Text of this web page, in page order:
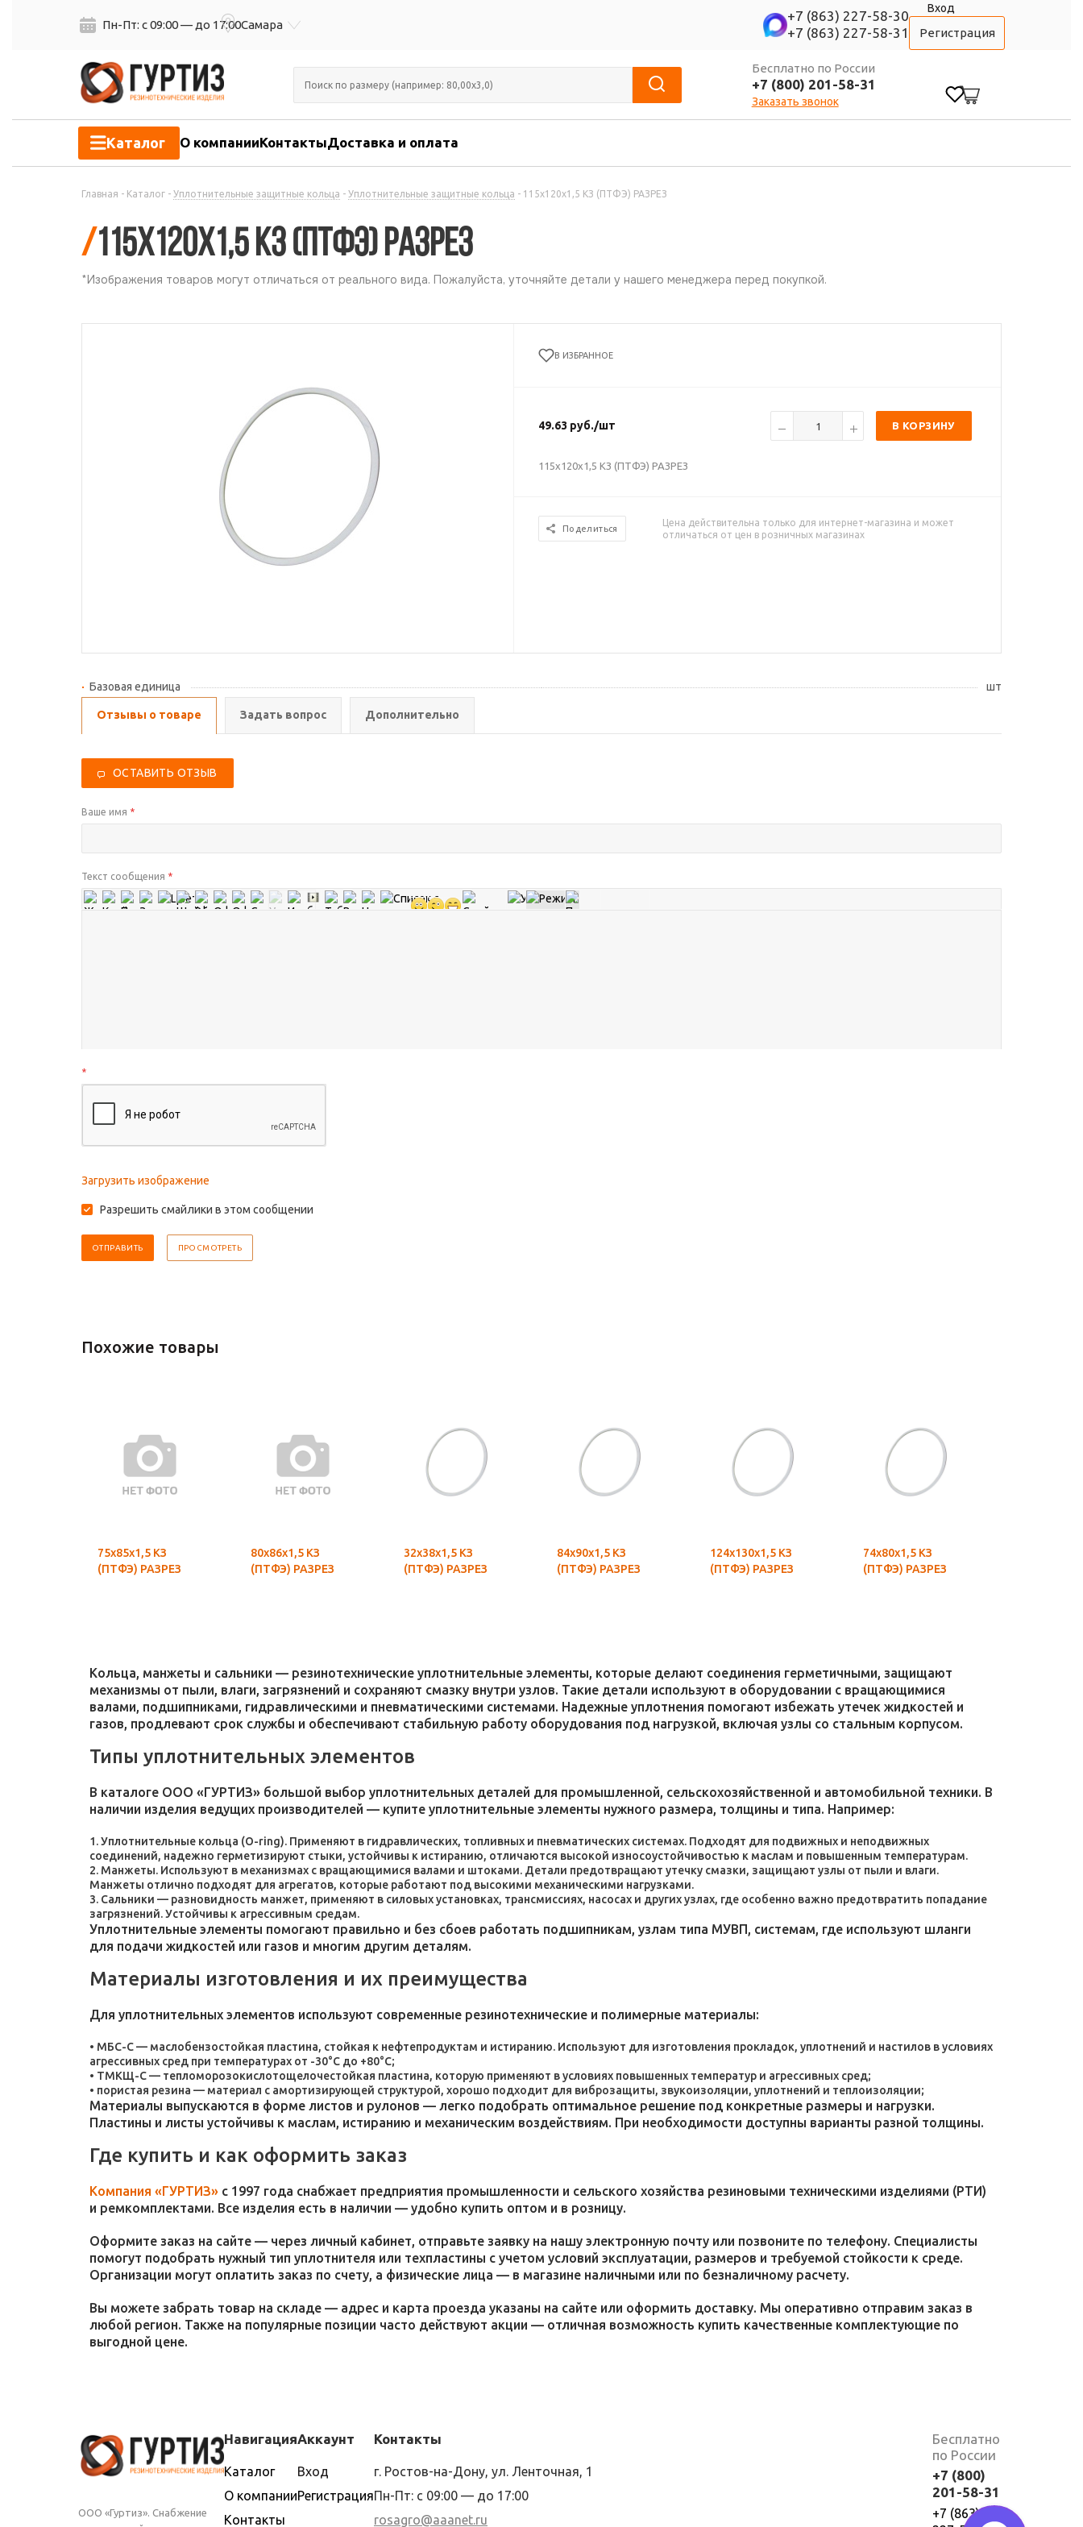
Пн-Пт: с 09:00 — до 17:00Самара
+7 (863) 227-58-30
+7 (863) 227-58-31
Вход
Регистрация
Бесплатно по России
+7 (800) 201-58-31
Заказать звонок
Каталог О компанииКонтактыДоставка и оплата
Главная - Каталог - Уплотнительные защитные кольца - Уплотнительные защитные кольца - 115х120х1,5 КЗ (ПТФЭ) РАЗРЕЗ
/115х120х1,5 КЗ (ПТФЭ) РАЗРЕЗ
*Изображения товаров могут отличаться от реального вида. Пожалуйста, уточняйте детали у нашего менеджера перед покупкой.
В ИЗБРАННОЕ
49.63 руб./шт В КОРЗИНУ
115х120х1,5 КЗ (ПТФЭ) РАЗРЕЗ
Поделиться
Цена действительна только для интернет-магазина и может
отличаться от цен в розничных магазинах
Базовая единица шт
Отзывы о товаре Задать вопрос Дополнительно
ОСТАВИТЬ ОТЗЫВ
Ваше имя *
Текст сообщения *
*
Загрузить изображение
Разрешить смайлики в этом сообщении
Похожие товары
75х85х1,5 КЗ
(ПТФЭ) РАЗРЕЗ
80х86х1,5 КЗ
(ПТФЭ) РАЗРЕЗ
32х38х1,5 КЗ
(ПТФЭ) РАЗРЕЗ
84х90х1,5 КЗ
(ПТФЭ) РАЗРЕЗ
124х130х1,5 КЗ
(ПТФЭ) РАЗРЕЗ
74х80х1,5 КЗ
(ПТФЭ) РАЗРЕЗ
Кольца, манжеты и сальники — резинотехнические уплотнительные элементы, которые делают соединения герметичными, защищают
механизмы от пыли, влаги, загрязнений и сохраняют смазку внутри узлов. Такие детали используют в оборудовании с вращающимися
валами, подшипниками, гидравлическими и пневматическими системами. Надежные уплотнения помогают избежать утечек жидкостей и
газов, продлевают срок службы и обеспечивают стабильную работу оборудования под нагрузкой, включая узлы со стальным корпусом.
Типы уплотнительных элементов
В каталоге ООО «ГУРТИЗ» большой выбор уплотнительных деталей для промышленной, сельскохозяйственной и автомобильной техники. В
наличии изделия ведущих производителей — купите уплотнительные элементы нужного размера, толщины и типа. Например:
Уплотнительные кольца (O-ring). Применяют в гидравлических, топливных и пневматических системах. Подходят для подвижных и неподвижных
соединений, надежно герметизируют стыки, устойчивы к истиранию, отличаются высокой износоустойчивостью к маслам и повышенным температурам.
Манжеты. Используют в механизмах с вращающимися валами и штоками. Детали предотвращают утечку смазки, защищают узлы от пыли и влаги.
Манжеты отлично подходят для агрегатов, которые работают под высокими механическими нагрузками.
Сальники — разновидность манжет, применяют в силовых установках, трансмиссиях, насосах и других узлах, где особенно важно предотвратить попадание
загрязнений. Устойчивы к агрессивным средам.
Уплотнительные элементы помогают правильно и без сбоев работать подшипникам, узлам типа МУВП, системам, где используют шланги
для подачи жидкостей или газов и многим другим деталям.
Материалы изготовления и их преимущества
Для уплотнительных элементов используют современные резинотехнические и полимерные материалы:
МБС-С — маслобензостойкая пластина, стойкая к нефтепродуктам и истиранию. Используют для изготовления прокладок, уплотнений и настилов в условиях
агрессивных сред при температурах от -30°C до +80°C;
ТМКЩ-С — тепломорозокислотощелочестойкая пластина, которую применяют в условиях повышенных температур и агрессивных сред;
пористая резина — материал с амортизирующей структурой, хорошо подходит для виброзащиты, звукоизоляции, уплотнений и теплоизоляции;
Материалы выпускаются в форме листов и рулонов — легко подобрать оптимальное решение под конкретные размеры и нагрузки.
Пластины и листы устойчивы к маслам, истиранию и механическим воздействиям. При необходимости доступны варианты разной толщины.
Где купить и как оформить заказ
Компания «ГУРТИЗ» с 1997 года снабжает предприятия промышленности и сельского хозяйства резиновыми техническими изделиями (РТИ)
и ремкомплектами. Все изделия есть в наличии — удобно купить оптом и в розницу.
Оформите заказ на сайте — через личный кабинет, отправьте заявку на нашу электронную почту или позвоните по телефону. Специалисты
помогут подобрать нужный тип уплотнителя или техпластины с учетом условий эксплуатации, размеров и требуемой стойкости к среде.
Организации могут оплатить заказ по счету, а физические лица — в магазине наличными или по безналичному расчету.
Вы можете забрать товар на складе — адрес и карта проезда указаны на сайте или оформить доставку. Мы оперативно отправим заказ в
любой регион. Также на популярные позиции часто действуют акции — отличная возможность купить качественные комплектующие по
выгодной цене.
ООО «Гуртиз». Снабжение
Навигация
Каталог
О компании
Контакты
Аккаунт
Вход
Регистрация
Контакты
г. Ростов-на-Дону, ул. Ленточная, 1
Пн-Пт: с 09:00 — до 17:00
rosagro@aaanet.ru
Бесплатно
по России
+7 (800)
201-58-31
+7 (863)